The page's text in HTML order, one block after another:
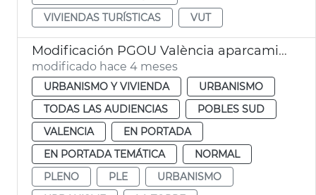
VIVIENDAS TURÍSTICAS
VUT
Modificación PGOU València aparcamientos altura la Torre
modificado hace 4 meses
URBANISMO Y VIVIENDA
URBANISMO
TODAS LAS AUDIENCIAS
POBLES SUD
VALENCIA
EN PORTADA
EN PORTADA TEMÁTICA
NORMAL
PLENO
PLE
URBANISMO